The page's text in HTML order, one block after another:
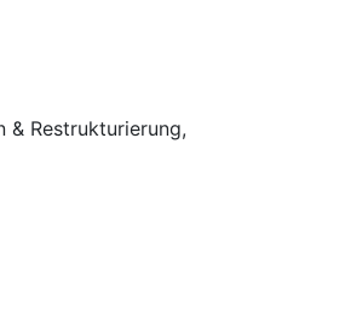
& Restrukturierung,